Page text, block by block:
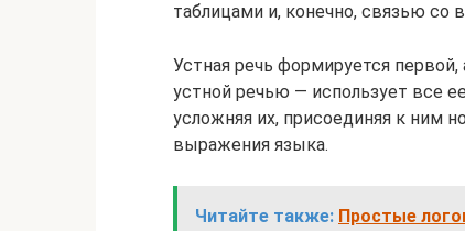
таблицами и, конечно, связью со
Устная речь формируется
устной речью — использует все
усложняя их, присоединяя к
выражения языка.
Читайте также: Простые